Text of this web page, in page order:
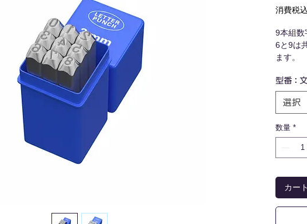
消費税
9本組数
6と9は
ます。
型番：
選択
数量 *
カー